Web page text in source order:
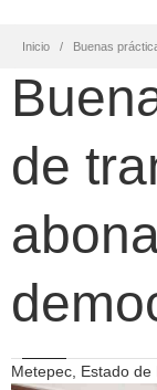
Inicio Buenas
de
Metepec, Estado